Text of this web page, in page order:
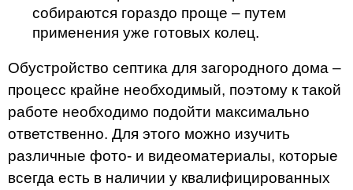
собираются гораздо проще – путем
применения уже готовых колец.
Обустройство септика для загородного дома –
процесс крайне необходимый, поэтому к такой
работе необходимо подойти максимально
ответственно. Для этого можно изучить
различные фото- и видеоматериалы, которые
всегда есть в наличии у квалифицированных